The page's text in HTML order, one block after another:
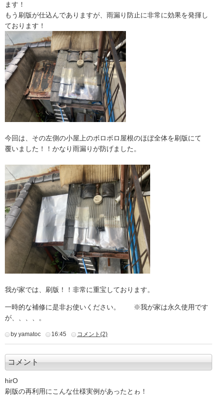
ます！
もう刷版が仕込んでありますが、雨漏り防止に非常に効果を発揮し
ております！
今回は、その左側の小屋上のボロボロ屋根のほぼ全体を刷版にて
覆いました！！かなり雨漏りが防げました。
我が家では、刷版！！非常に重宝しております。
一時的な補修に是非お使いください。 ※我が家は永久使用です
が、、、、。
by yamatoc 16:45 コメント(2)
コメント
hirO
刷版の再利用にこんな仕様実例があったとゎ！